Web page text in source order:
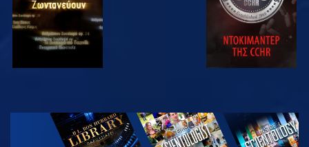
ΠΑΡΑΚΟΛΟΥΘΗΣΤΕ
ΕΞΕΡΕΥΝΗΣΤΕ
ΤΗ ΣΕΙΡΑ